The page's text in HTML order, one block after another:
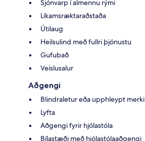
Sjónvarp í almennu rými
Líkamsræktaraðstaða
Útilaug
Heilsulind með fullri þjónustu
Gufubað
Veislusalur
Aðgengi
Blindraletur eða upphleypt merki
Lyfta
Aðgengi fyrir hjólastóla
Bílastæði með hjólastólaaðgengi